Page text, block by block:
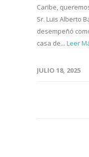
Caribe,
Sr. Luis Alberto
desempeñó
casa de... Leer
JULIO 18, 2025